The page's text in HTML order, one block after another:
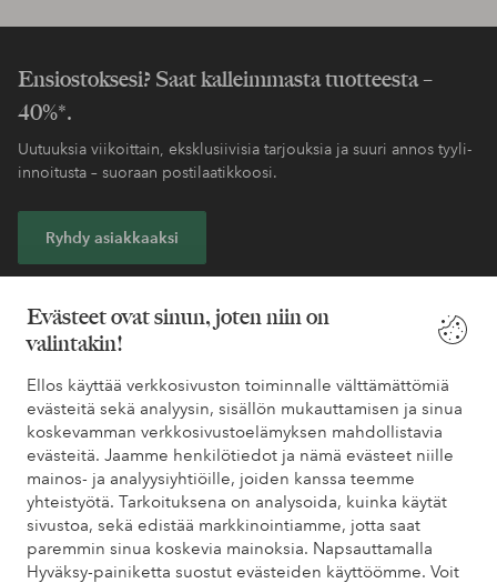
Evästeet ovat sinun, joten niin on
valintakin!
Ellos käyttää verkkosivuston toiminnalle välttämättömiä
evästeitä sekä analyysin, sisällön mukauttamisen ja sinua
koskevamman verkkosivustoelämyksen mahdollistavia
evästeitä. Jaamme henkilötiedot ja nämä evästeet niille
mainos- ja analyysiyhtiöille, joiden kanssa teemme
yhteistyötä. Tarkoituksena on analysoida, kuinka käytät
sivustoa, sekä edistää markkinointiamme, jotta saat
paremmin sinua koskevia mainoksia. Napsauttamalla
Hyväksy-painiketta suostut evästeiden käyttöömme. Voit
Ensiostoksesi? Saat kalleimmasta tuotteesta –
40%*.
Uutuuksia viikoittain, eksklusiivisia tarjouksia ja suuri annos tyyli-
innoitusta – suoraan postilaatikkoosi.
Ryhdy asiakkaaksi
Löydät vastaukset useimmin kysyttyihin kysymyksiin usein
kysytyistä kysymyksistä. Löydät myös tietoa siitä, miten voit ottaa
meihin yhteyttä.
Asiakaspalvelu Tilaukset Maksutavat